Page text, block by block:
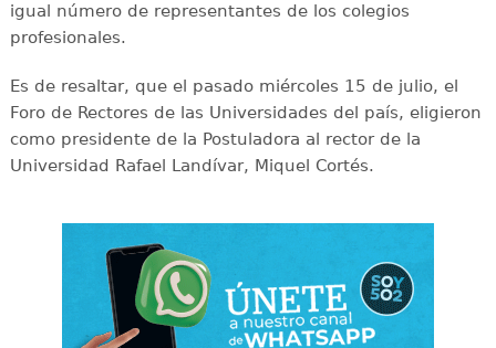
igual número de representantes de los colegios
profesionales.
Es de resaltar, que el pasado miércoles 15 de julio, el
Foro de Rectores de las Universidades del país, eligieron
como presidente de la Postuladora al rector de la
Universidad Rafael Landívar, Miquel Cortés.